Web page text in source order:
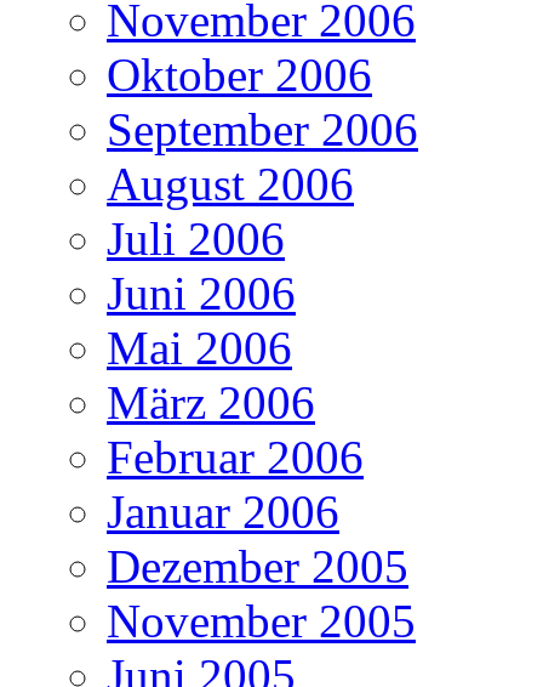
November 2006
Oktober 2006
September 2006
August 2006
Juli 2006
Juni 2006
Mai 2006
März 2006
Februar 2006
Januar 2006
Dezember 2005
November 2005
Juni 2005